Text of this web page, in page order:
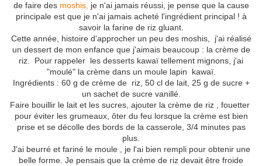
de faire desmoshis, je n'ai jamais réussi, je pense que la cause
principale est que je n'ai jamais acheté l'ingrédient principal ! à
savoir la farine de riz gluant.
Cette année, histoire d'approcher un peu des moshis, j'ai réalisé
un dessert de mon enfance que j'aimais beaucoup : la crème de
riz. Pour rappeler les desserts kawaï tellement mignons, j'ai
"moulé" la crème dans un moule lapin kawaï.
Ingrédients : 60 g de crème de riz, 50 cl de lait, 25 g de sucre +
un sachet de sucre vanillé.
Faire bouillir le lait et les sucres, ajouter la crème de riz , fouetter
pour éviter les grumeaux, ôter du feu lorsque la crème est bien
prise et se décolle des bords de la casserole, 3/4 minutes pas
plus.
J'ai beurré et fariné le moule , je l'ai bien rempli pour obtenir une
belle forme. Je pensais que la crème de riz devait être froide